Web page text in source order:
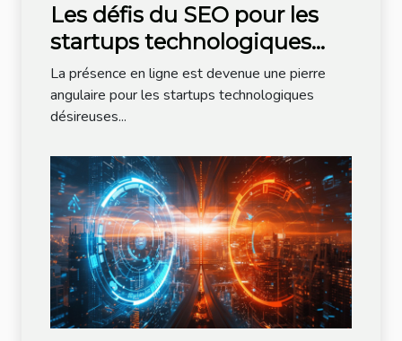
Les défis du SEO pour les
startups technologiques
meilleures pratiques pour
un référencement efficace
La présence en ligne est devenue une pierre
angulaire pour les startups technologiques
désireuses...